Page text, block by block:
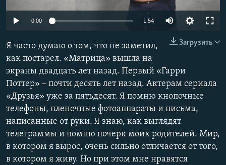
ПОБЕДИТЕЛЕЙ НЕ СУДЯТ?
ELIFBE
УКРАИНСКАЯ ПРОБЛЕМА КРЫМА
Все сайты RFE/RL
0:00 1:54
Загрузить
Я часто думаю о том, что не заметил,
как постарел. «Матрица» вышла на
экраны двадцать лет назад. Первый «Гарри
Поттер» – почти десять лет назад. Актерам сериала
«Друзья» уже за пятьдесят. Я помню кнопочные
телефоны, пленочные фотоаппараты и письма,
написанные от руки. Я знаю, как выглядят
телеграммы и помню почерк моих родителей. Мир,
в котором я вырос, очень сильно отличается от того,
в котором я живу. Но при этом мне нравятся